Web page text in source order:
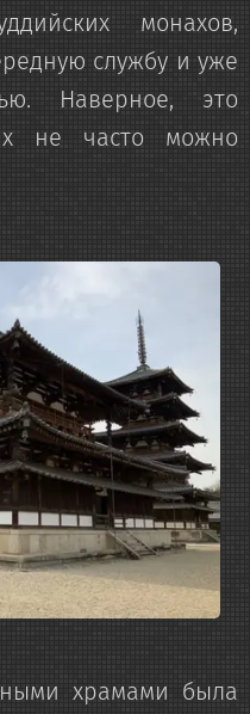
монахов,
службу и уже
Наверное, это
не часто можно
храмами была